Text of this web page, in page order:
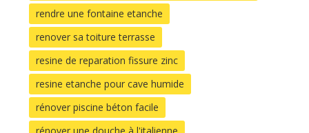
rendre une fontaine etanche
renover sa toiture terrasse
resine de reparation fissure zinc
resine etanche pour cave humide
rénover piscine béton facile